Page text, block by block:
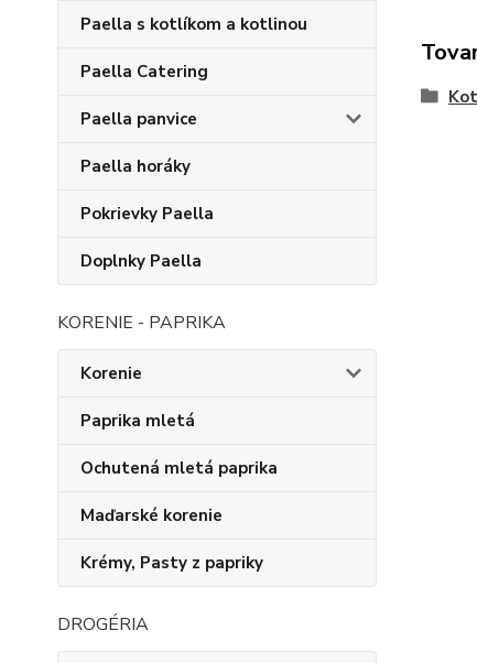
Paella s kotlíkom a kotlinou
Paella Catering
Paella panvice
Paella horáky
Pokrievky Paella
Doplnky Paella
KORENIE - PAPRIKA
Korenie
Paprika mletá
Ochutená mletá paprika
Maďarské korenie
Krémy, Pasty z papriky
DROGÉRIA